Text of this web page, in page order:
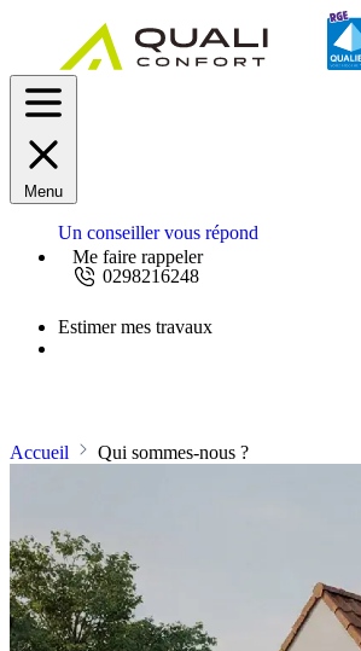
Menu
Un conseiller vous répond
Me faire rappeler
0298216248
Estimer mes travaux
Accueil Qui sommes-nous ?